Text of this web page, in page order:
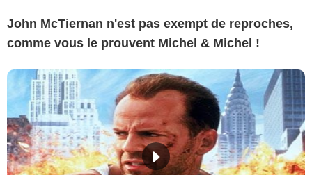
John McTiernan n'est pas exempt de reproches,
comme vous le prouvent Michel & Michel !